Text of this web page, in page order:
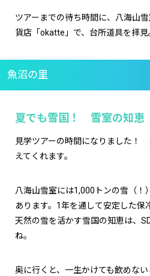
ツアーまでの待ち時間に、八海山
貨店「okatte」で、台所道具を拝見
魚沼の里
夏でも雪国！ 雪室の知恵
見学ツアーの時間になりました！
えてくれます。
八海山雪室には1,000トンの雪（！
あります。1年を通して安定した保
天然の雪を活かす雪国の知恵は、
ね。
奥に行くと、一生かけても飲めな